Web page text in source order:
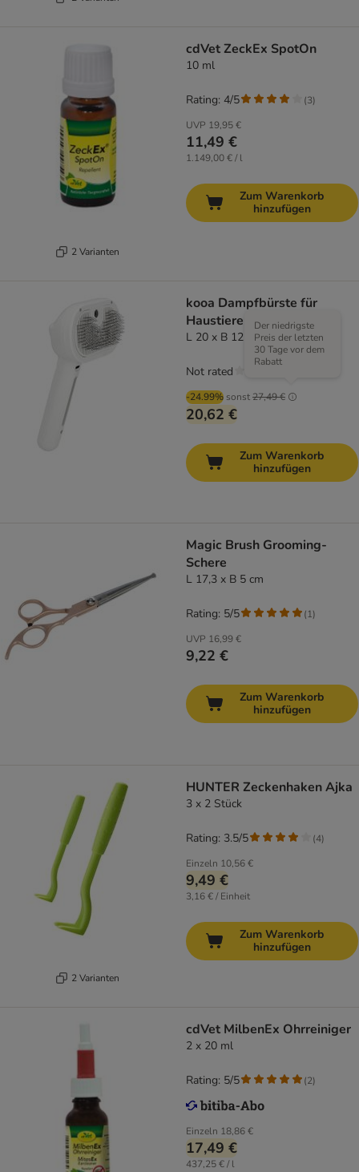
2 Varianten
cdVet ZeckEx SpotOn
10 ml
UVP 19,95 €
11,49 €
1.149,00 € / l
Rating: 4/5 (3)
Zum Warenkorb
hinzufügen
kooa Dampfbürste für
Haustiere
L 20 x B 12 x H 7 cm
-24.99% sonst27,49 €
Der niedrigste
Preis der letzten
30 Tage vor dem
Rabatt
20,62 €
Not rated
Zum Warenkorb
hinzufügen
Magic Brush Grooming-
Schere
L 17,3 x B 5 cm
UVP 16,99 €
9,22 €
Rating: 5/5 (1)
Zum Warenkorb
hinzufügen
2 Varianten
HUNTER Zeckenhaken Ajka
3 x 2 Stück
Einzeln 10,56 €
9,49 €
3,16 € / Einheit
Rating: 3.5/5 (4)
Zum Warenkorb
hinzufügen
cdVet MilbenEx Ohrreiniger
2 x 20 ml
Einzeln 18,86 €
17,49 €
437,25 € / l
Rating: 5/5 (2)